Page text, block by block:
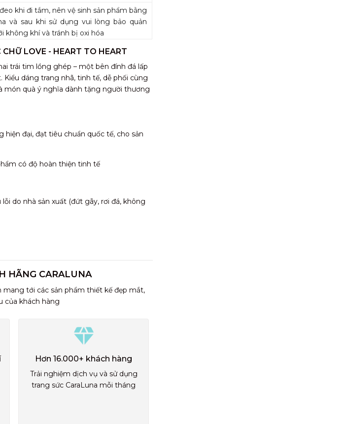
khi đi tắm, nên vệ sinh sản phẩm bằng
và sau khi sử dụng vui lòng bảo quản
không khí và tránh bị oxi hóa
LOVE - HEART TO HEART
trái tim lồng ghép – một bên đính đá lấp
dáng trang nhã, tinh tế, dễ phối cùng
món quà ý nghĩa dành tặng người thương
đại, đạt tiêu chuẩn quốc tế, cho sản
có độ hoàn thiện tinh tế
do nhà sản xuất (đứt gãy, rơi đá, không
HÃNG CARALUNA
mang tới các sản phẩm thiết kế đẹp mắt,
của khách hàng
Hơn 16.000+ khách hàng
Trải nghiệm dịch vụ và sử dụng
trang sức CaraLuna mỗi tháng